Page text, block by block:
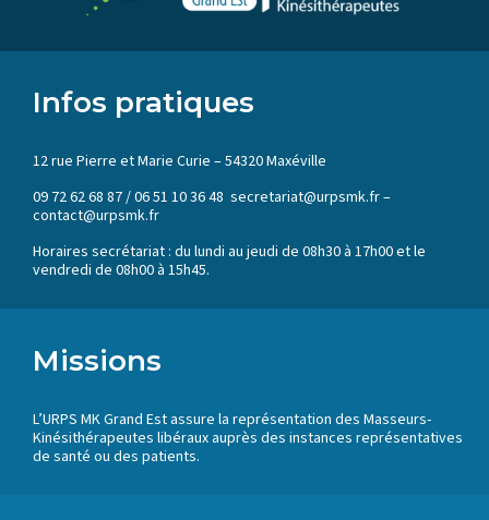
Infos pratiques
12 rue Pierre et Marie Curie – 54320 Maxéville
09 72 62 68 87 / 06 51 10 36 48 secretariat@urpsmk.fr –
contact@urpsmk.fr
Horaires secrétariat : du lundi au jeudi de 08h30 à 17h00 et le
vendredi de 08h00 à 15h45.
Missions
L’URPS MK Grand Est assure la représentation des Masseurs-
Kinésithérapeutes libéraux auprès des instances représentatives
de santé ou des patients.